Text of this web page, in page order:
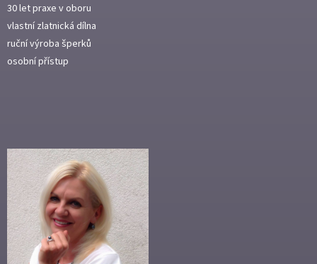
30 let praxe v oboru
vlastní zlatnická dílna
ruční výroba šperků
osobní přístup